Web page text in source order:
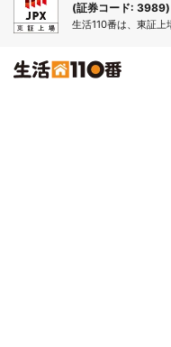
(証券コード: 3989)
生活110番は、東証上